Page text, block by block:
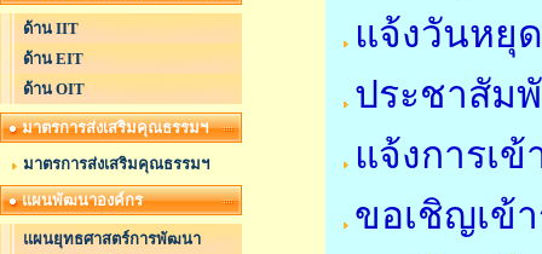
ด้าน IIT
ด้าน EIT
ด้าน OIT
มาตรการส่งเสริมคุณธรรมฯ
มาตรการส่งเสริมคุณธรรมฯ
แผนพัฒนาองค์กร
แผนยุทธศาสตร์การพัฒนา
แจ้งวันหยุ
ประชาสัม
แจ้งการเ
ขอเชิญเข้